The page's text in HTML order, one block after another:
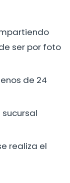
ser por foto
de 24
realiza el